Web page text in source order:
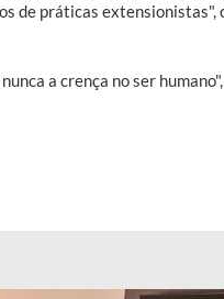
de práticas extensionistas",
a crença no ser